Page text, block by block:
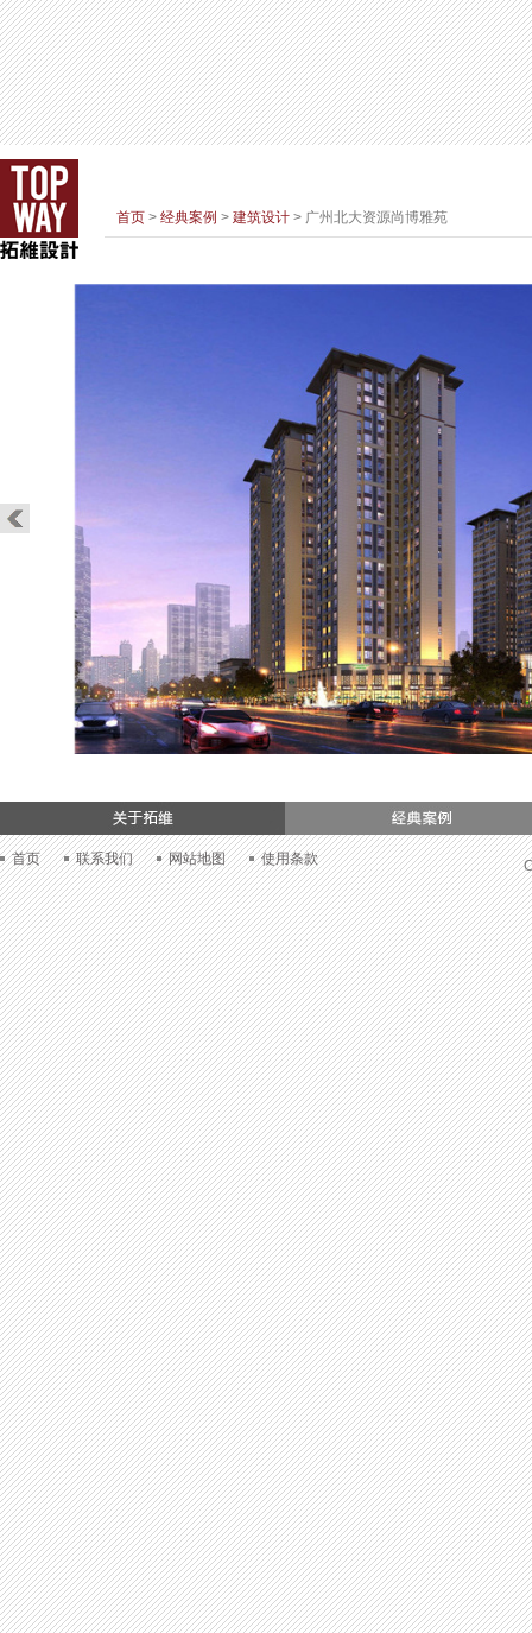
首页 > 经典案例 > 建筑设计 > 广州北大资源尚博雅苑
首页 联系我们 网站地图 使用条款